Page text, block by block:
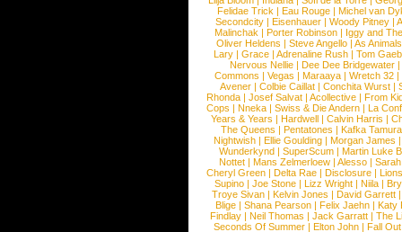
Felidae Trick | Eau Rouge | Michel van
Secondcity |Eisenhauer |Woody Pitney |
Malinchak |Porter Robinson | Iggy and
Oliver Heldens |Steve Angello |As Animals
Lary | Grace | Adrenaline Rush | Tom
Nervous Nellie | Dee Dee Bridgewater |
Commons |Vegas |Maraaya |Wretch 32 |
Avener | Colbie Caillat | Conchita Wurst |
Rhonda | Josef Salvat | Acollective | From
Cops | Nneka | Swiss & Die Andern | La
Years & Years |Hardwell |Calvin Harris |
The Queens | Pentatones | Kafka Tamura
Nightwish |Ellie Goulding |Morgan James
Wunderkynd | SuperScum | Martin Luke
Nottet |Mans Zelmerloew |Alesso |
Cheryl Green |Delta Rae |Disclosure |
Supino |Joe Stone |Lizz Wright |Niila |
Troye Sivan | Kelvin Jones | David Garrett
Blige | Shana Pearson | Felix Jaehn | Katy
Findlay |Neil Thomas |Jack Garratt |The
Seconds Of Summer |Elton John |Fall